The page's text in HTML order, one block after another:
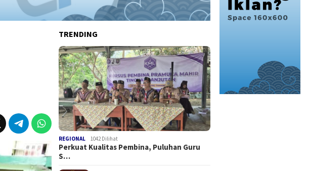
TRENDING
REGIONAL 1042 Dilihat
Perkuat Kualitas Pembina, Puluhan Guru
S…